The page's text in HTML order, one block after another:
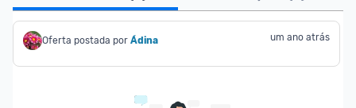
Oferta postada por Ádina um ano atrás